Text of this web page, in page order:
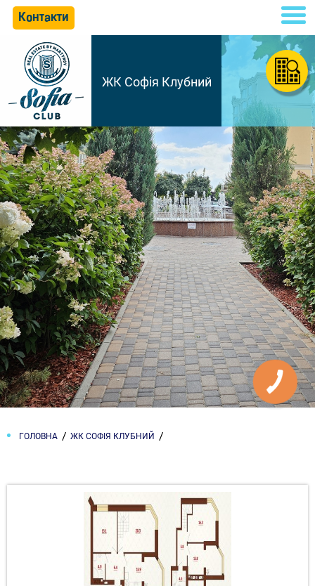
Контакти
ЖК Софія Клубний
ГОЛОВНА ЖК СОФІЯ КЛУБНИЙ